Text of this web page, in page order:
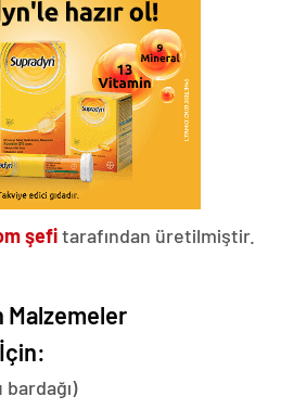
şefitarafından üretilmiştir.
bardağı)